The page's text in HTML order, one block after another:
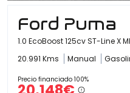
Ford Puma
1.0 EcoBoost 125cv ST-Line X
20.991 Kms
Manual
Precio financiado 100%